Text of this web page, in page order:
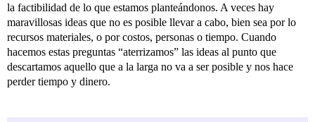
la factibilidad de lo que estamos planteándonos. A veces hay
maravillosas ideas que no es posible llevar a cabo, bien sea por lo
recursos materiales, o por costos, personas o tiempo. Cuando
hacemos estas preguntas “aterrizamos” las ideas al punto que
descartamos aquello que a la larga no va a ser posible y nos hace
perder tiempo y dinero.